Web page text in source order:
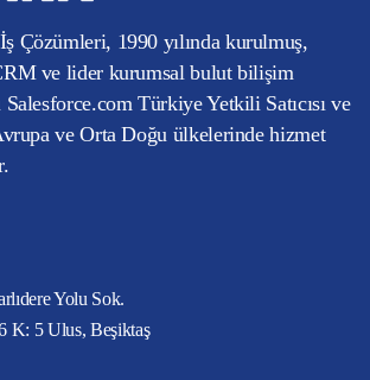
Çözümleri, 1990 yılında kurulmuş,
ve lider kurumsal bulut bilişim
Türkiye Yetkili Satıcısı ve
ve Orta Doğu ülkelerinde hizmet
Yolu Sok.
K: 5 Ulus, Beşiktaş